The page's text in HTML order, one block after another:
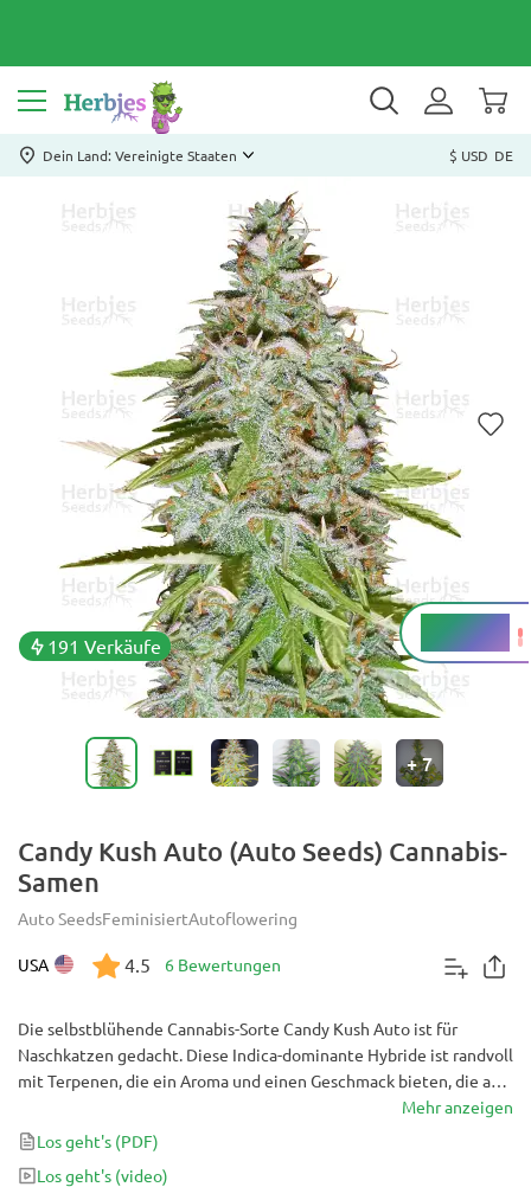
Dein Land: Vereinigte Staaten $ USD DE
191 Verkäufe
19 - 22 %
THC
+7
Candy Kush Auto (Auto Seeds) Cannabis-
Samen
Auto SeedsFeminisiertAutoflowering
USA 4.5 6 Bewertungen
Die selbstblühende Cannabis-Sorte Candy Kush Auto ist für
Naschkatzen gedacht. Diese Indica-dominante Hybride ist randvoll
mit Terpenen, die ein Aroma und einen Geschmack bieten, die an
gebranntes Karamell und würzige Noten erinnern. Bereits 65 Tage
nach der Keimung werden deine Geschmacksknospen darin
eintauchen können.
Mehr anzeigen
Los geht's (PDF)
Los geht's (video)